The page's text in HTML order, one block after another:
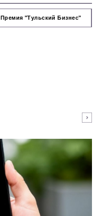
Премия "Тульский Бизнес"